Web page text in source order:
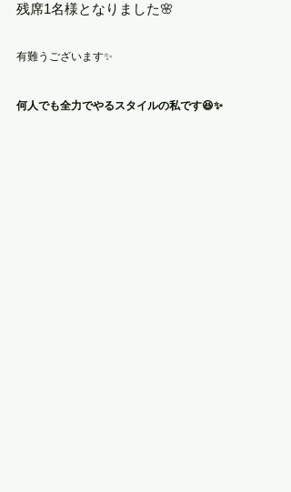
残席1名様となりました🌸
有難うございます✨
何人でも全力でやるスタイルの私です😆✨